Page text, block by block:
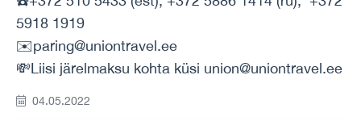
5918 1919
✉️paring@uniontravel.ee
💸Liisi järelmaksu kohta küsi union@uniontravel.ee
04.05.2022